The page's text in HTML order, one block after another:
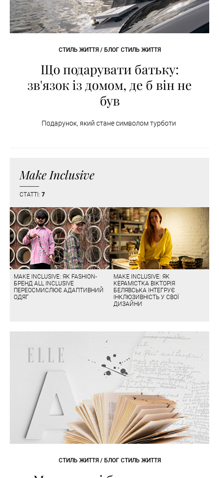
СТИЛЬ ЖИТТЯ / БЛОГ СТИЛЬ ЖИТТЯ
Що подарувати батьку:
зв'язок із домом, де б він не
був
Подарунок, який стане символом турботи
Make Inclusive
СТАТТІ: 7
MAKE INCLUSIVE: ЯК FASHION-
БРЕНД ALL INCLUSIVE
ПЕРЕОСМИСЛЮЄ АДАПТИВНИЙ
ОДЯГ
MAKE INCLUSIVE: ЯК
КЕРАМІСТКА ВІКТОРІЯ
БЕЛЯВСЬКА ІНТЕГРУЄ
ІНКЛЮЗИВНІСТЬ У СВОЇ
ДИЗАЙНИ
СТИЛЬ ЖИТТЯ / БЛОГ СТИЛЬ ЖИТТЯ